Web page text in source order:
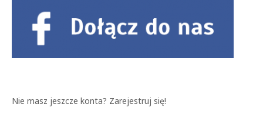
Nie masz jeszcze konta? Zarejestruj się!